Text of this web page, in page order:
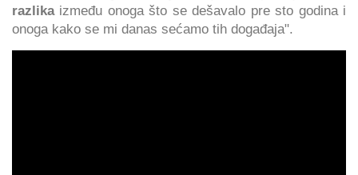
razlikaizmeđu onoga što se dešavalo pre sto godina i
onoga kako se mi danas sećamo tih događaja".